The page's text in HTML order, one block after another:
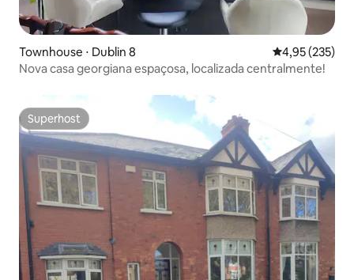
Townhouse ⋅ Dublin 8 4,95 de uma
4,95 (235)
Nova casa georgiana espaçosa, localizada centralmente!
Superhost
Superhost